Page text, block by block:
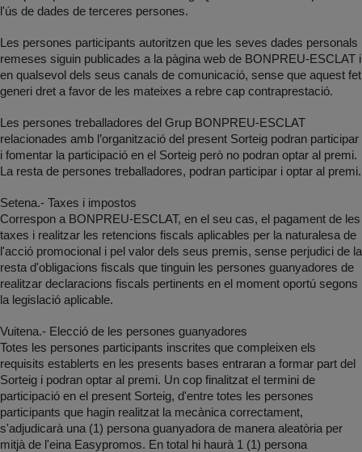
l'ús de dades de terceres persones.
Les persones participants autoritzen que les seves dades personals
remeses siguin publicades a la pàgina web de BONPREU-ESCLAT i
en qualsevol dels seus canals de comunicació, sense que aquest fet
generi dret a favor de les mateixes a rebre cap contraprestació.
Les persones treballadores del Grup BONPREU-ESCLAT
relacionades amb l’organització del present Sorteig podran participar
i fomentar la participació en el Sorteig però no podran optar al premi.
La resta de persones treballadores, podran participar i optar al premi.
Setena.- Taxes i impostos
Correspon a BONPREU-ESCLAT, en el seu cas, el pagament de les
taxes i realitzar les retencions fiscals aplicables per la naturalesa de
l'acció promocional i pel valor dels seus premis, sense perjudici de la
resta d'obligacions fiscals que tinguin les persones guanyadores de
realitzar declaracions fiscals pertinents en el moment oportú segons
la legislació aplicable.
Vuitena.- Elecció de les persones guanyadores
Totes les persones participants inscrites que compleixen els
requisits establerts en les presents bases entraran a formar part del
Sorteig i podran optar al premi. Un cop finalitzat el termini de
participació en el present Sorteig, d'entre totes les persones
participants que hagin realitzat la mecànica correctament,
s'adjudicarà una (1) persona guanyadora de manera aleatòria per
mitjà de l'eina Easypromos. En total hi haurà 1 (1) persona